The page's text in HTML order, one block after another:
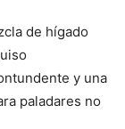
de hígado
y una
paladares no